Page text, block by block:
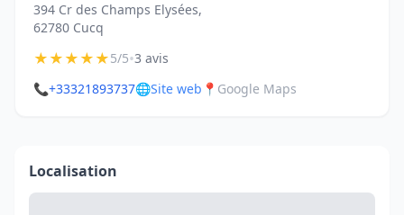
394 Cr des Champs Elysées,
62780 Cucq
★★★★★5/5•3 avis
📞+33321893737🌐Site web 📍 Google Maps
Localisation